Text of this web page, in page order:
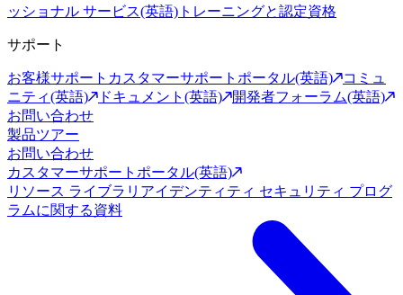
ッショナル サービス(英語) トレーニングと認定資格
サポート
お客様サポート カスタマーサポートポータル(英語)
コミュ
ニティ(英語)
ドキュメント(英語)
開発者フォーラム(英語)
お問い合わせ
製品ツアー
お問い合わせ
カスタマーサポートポータル(英語)
リソース ライブラリ アイデンティティ セキュリティ プログ
ラムに関する資料